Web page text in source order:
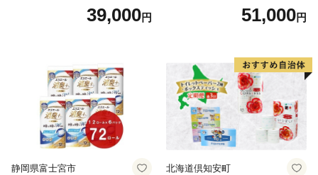
替（43枚×3P）×24袋 日用品
おもちゃ 拭き取り 手拭き 外
39,000円
ットペーパー ダブル 45ｍ 計
72ロール 全18種 花柄 プリン
ー 消耗品 備蓄 送料無料 北海
道 倶知安町 日用品
51,000円
静岡県富士宮市 北海道倶知安町